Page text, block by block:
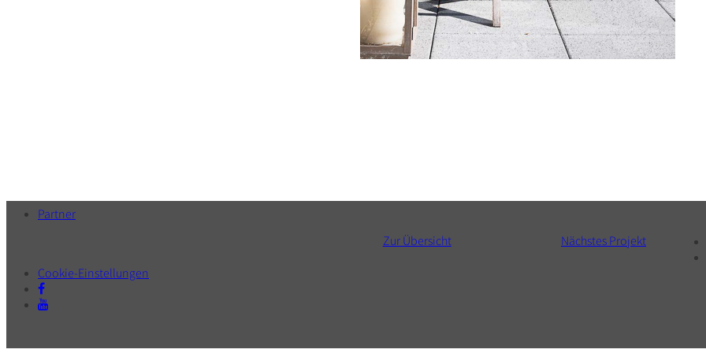
Zur Über­sicht Nächstes Projekt
Partner
Cookie-Einstellungen